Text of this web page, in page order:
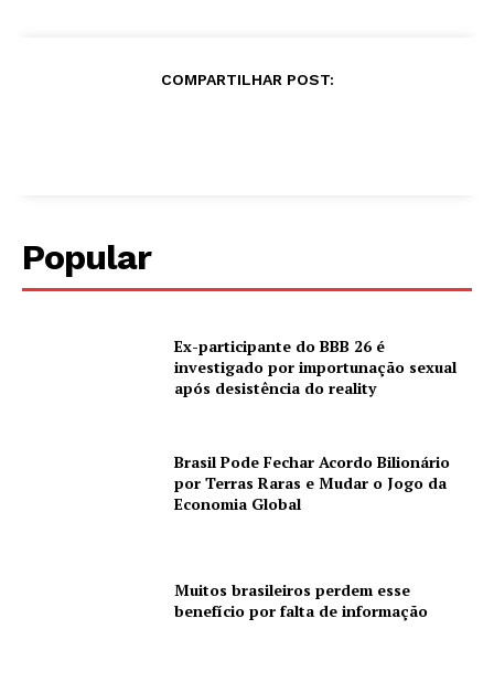
COMPARTILHAR POST:
Popular
Ex-participante do BBB 26 é
investigado por importunação sexual
após desistência do reality
Brasil Pode Fechar Acordo Bilionário
por Terras Raras e Mudar o Jogo da
Economia Global
Muitos brasileiros perdem esse
benefício por falta de informação